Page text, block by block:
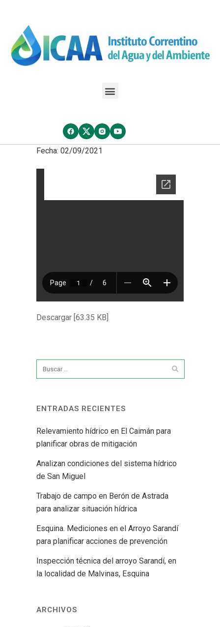
Fecha: 02/09/2021
Descargar [63.35 KB]
ENTRADAS RECIENTES
Relevamiento hídrico en El Caimán para
planificar obras de mitigación
Analizan condiciones del sistema hídrico
de San Miguel
Trabajo de campo en Berón de Astrada
para analizar situación hídrica
Esquina. Mediciones en el Arroyo Sarandí
para planificar acciones de prevención
Inspección técnica del arroyo Sarandí, en
la localidad de Malvinas, Esquina
ARCHIVOS